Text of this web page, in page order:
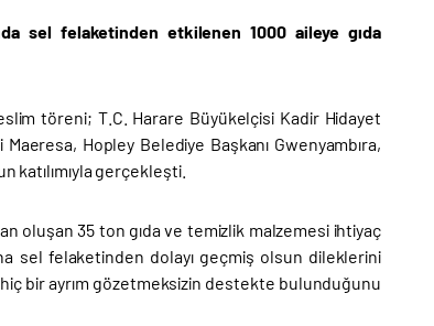
sel felaketinden etkilenen 1000 aileye gıda
töreni; T.C. Harare Büyükelçisi Kadir Hidayet
Hopley Belediye Başkanı Gwenyambıra,
katılımıyla gerçekleşti.
oluşan 35 ton gıda ve temizlik malzemesi ihtiyaç
sel felaketinden dolayı geçmiş olsun dileklerini
bir ayrım gözetmeksizin destekte bulunduğunu